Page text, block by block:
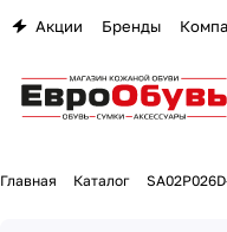
Акции Бренды
Главная Каталог